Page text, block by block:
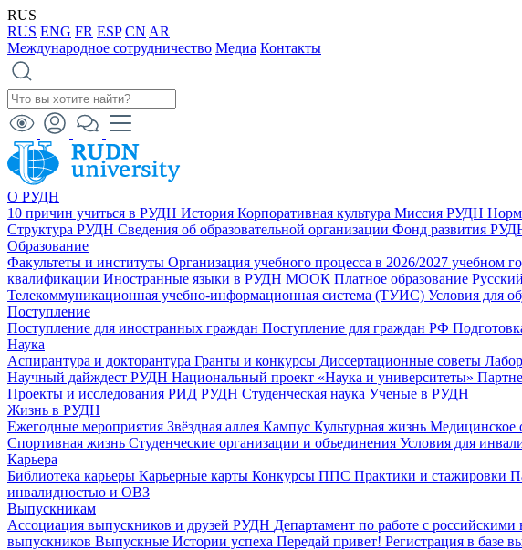
RUS
RUS ENG FR ESP CN AR
Международное сотрудничество Медиа Контакты
О РУДН
10 причин учиться в РУДН История Корпоративная культура Миссия РУДН
Структура РУДН Сведения об образовательной организации Фонд развития
Образование
Факультеты и институты Организация учебного процесса в 2026/2027 учебном
квалификации Иностранные языки в РУДН МООК Платное образование
Телекоммуникационная учебно-информационная система (ТУИС) Условия для
Поступление
Поступление для иностранных граждан Поступление для граждан РФ
Наука
Аспирантура и докторантура Гранты и конкурсы Диссертационные советы
Научный дайждест РУДН Национальный проект «Наука и университеты»
Проекты и исследования РИД РУДН Студенческая наука Ученые в РУДН
Жизнь в РУДН
Ежегодные мероприятия Звёздная аллея Кампус Культурная жизнь Медицинское
Спортивная жизнь Студенческие организации и объединения Условия для
Карьера
Библиотека карьеры Карьерные карты Конкурсы ППС Практики и стажировки
инвалидностью и ОВЗ
Выпускникам
Ассоциация выпускников и друзей РУДН Департамент по работе с
выпускников Выпускные Истории успеха Передай привет! Регистрация в базе